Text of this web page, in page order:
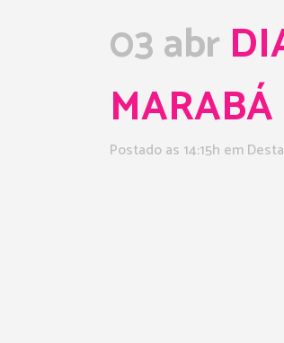
03 abr
MARABÁ
Postado as 14:15h em